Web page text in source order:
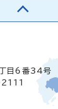
目6番34号